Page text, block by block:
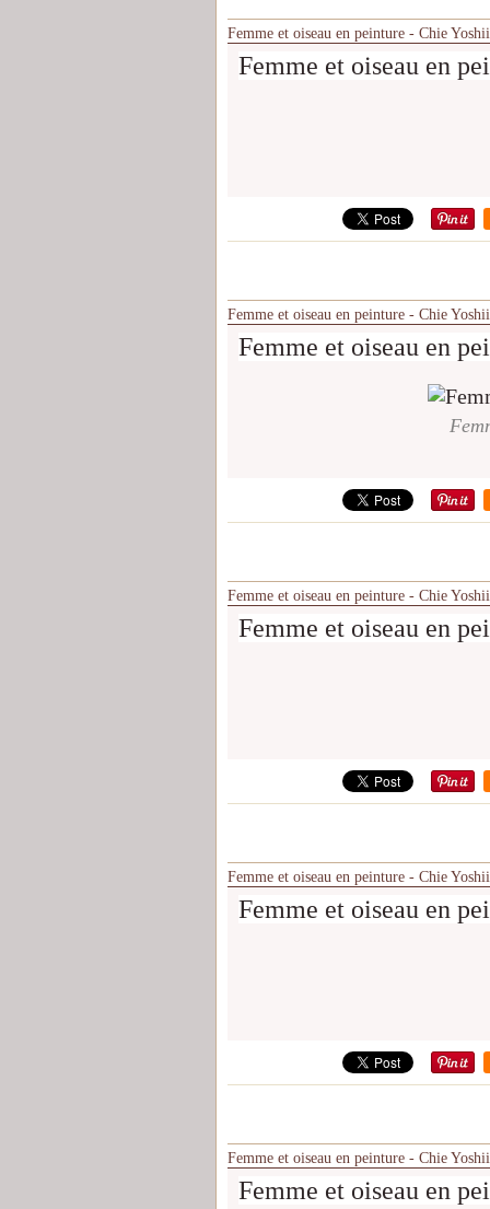
Femme et oiseau en peinture - Chie Yoshii
Femme et oiseau en
Femme et oiseau en peinture - Chie Yoshii
Femme et oiseau en
Femme et oiseau en peinture - Chie Yoshii
Femme et oiseau en
Femme et oiseau en peinture - Chie Yoshii
Femme et oiseau en
Femme et oiseau en peinture - Chie Yoshii
Femme et oiseau en